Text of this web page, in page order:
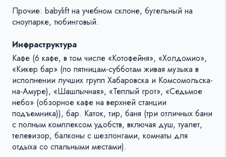
Прочие: babylift на учебном склоне, бугельный на
сноупарке, тюбинговый.
Инфраструктура
Кафе (6 кафе, в том числе «Котофейня», «Холдомио»,
«Кикер бар» (по пятницам-субботам живая музыка в
исполнении лучших групп Хабаровска и Комсомольска-
на-Амуре), «Шашлычная», «Теплый грот», «Седьмое
небо» (обзорное кафе на верхней станции
подъемника)), бар. Каток, тир, баня (три отличных бани
с полным комплексом удобств, включая душ, туалет,
телевизор, балконы с шезлонгами, комнаты для
отдыха со спальными местами).